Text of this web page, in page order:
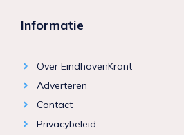
Informatie
Over EindhovenKrant
Adverteren
Contact
Privacybeleid